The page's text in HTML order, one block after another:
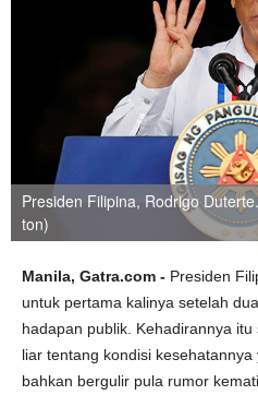
Presiden Filipina, Rodrigo
ton)
Manila, Gatra.com - Presiden
untuk pertama kalinya setelah
hadapan publik. Kehadirannya
liar tentang kondisi kesehatannya
bahkan bergulir pula rumor